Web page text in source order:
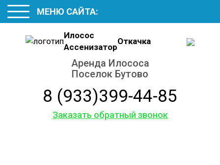
Илосос
Ассенизатор
Откачка
Аренда Илососа
Поселок Бутово
8 (933)399-44-85
Заказать обратный звонок
МЕНЮ САЙТА: